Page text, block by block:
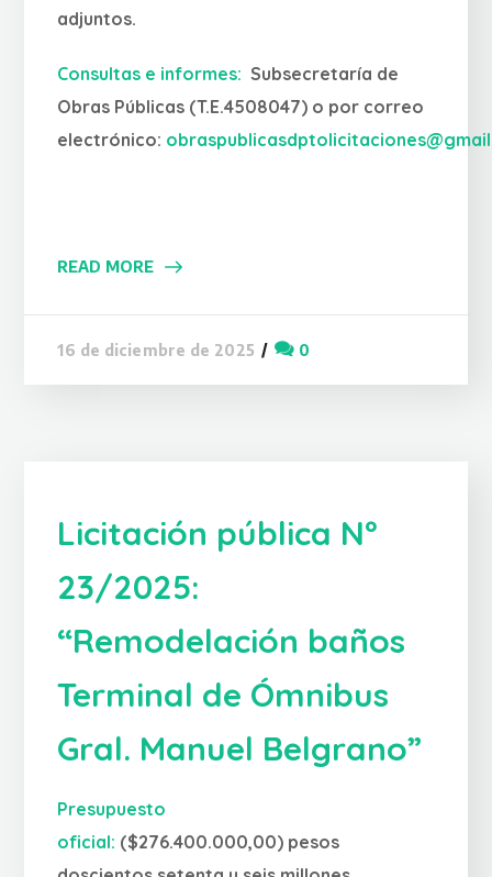
adjuntos.
Consultas e informes: Subsecretaría de
Obras Públicas (T.E.4508047) o por correo
electrónico:
READ MORE
16 de diciembre de 2025 0
Licitación pública Nº
23/2025:
“Remodelación baños
Terminal de Ómnibus
Gral. Manuel Belgrano”
Presupuesto
oficial: ($276.400.000,00) pesos